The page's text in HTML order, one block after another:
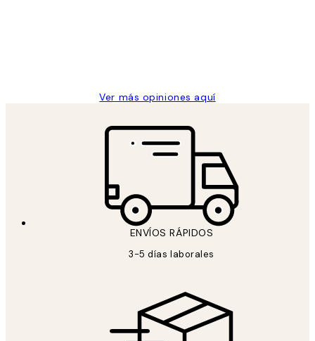
Ver más opiniones aquí
ENVÍOS RÁPIDOS
3-5 días laborales